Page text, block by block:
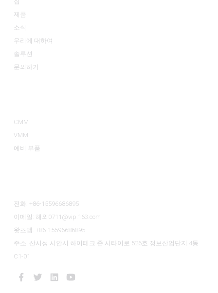
제품
소식
우리에 대하여
솔루션
문의하기
CMM
VMM
예비 부품
전화: +86-15596686895
이메일: 해외0711@vip.163.com
왓츠앱: +86-15596686895
주소: 산시성 시안시 하이테크 존 시타이로 526호 정보산업단지 4동
C1-01